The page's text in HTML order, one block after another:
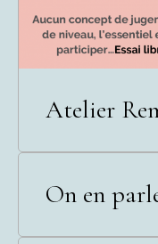
Atelier
On en